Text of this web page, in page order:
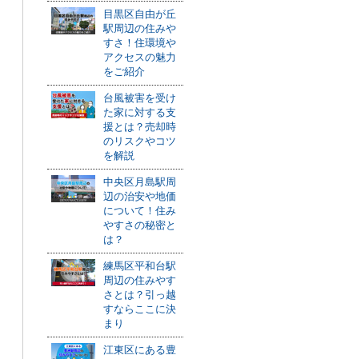
目黒区自由が丘
駅周辺の住みや
すさ！住環境や
アクセスの魅力
をご紹介
台風被害を受け
た家に対する支
援とは？売却時
のリスクやコツ
を解説
中央区月島駅周
辺の治安や地価
について！住み
やすさの秘密と
は？
練馬区平和台駅
周辺の住みやす
さとは？引っ越
すならここに決
まり
江東区にある豊